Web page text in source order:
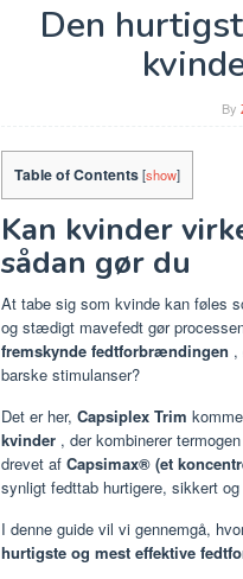
Den
By
Table of Contents[show]
Kan kvinder
sådan gør du
At tabe sig som kvinde kan føles
og stædigt mavefedt gør
fremskynde fedtforbrændingen ,
barske stimulanser?
Det er her, Capsiplex Trim
kvinder , der kombinerer
drevet af Capsimax® (et
synligt fedttab hurtigere, sikkert
I denne guide vil vi gennemgå,
hurtigste og mest effektive